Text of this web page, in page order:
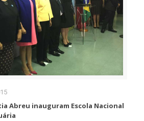
Abreu inauguram Escola Nacional